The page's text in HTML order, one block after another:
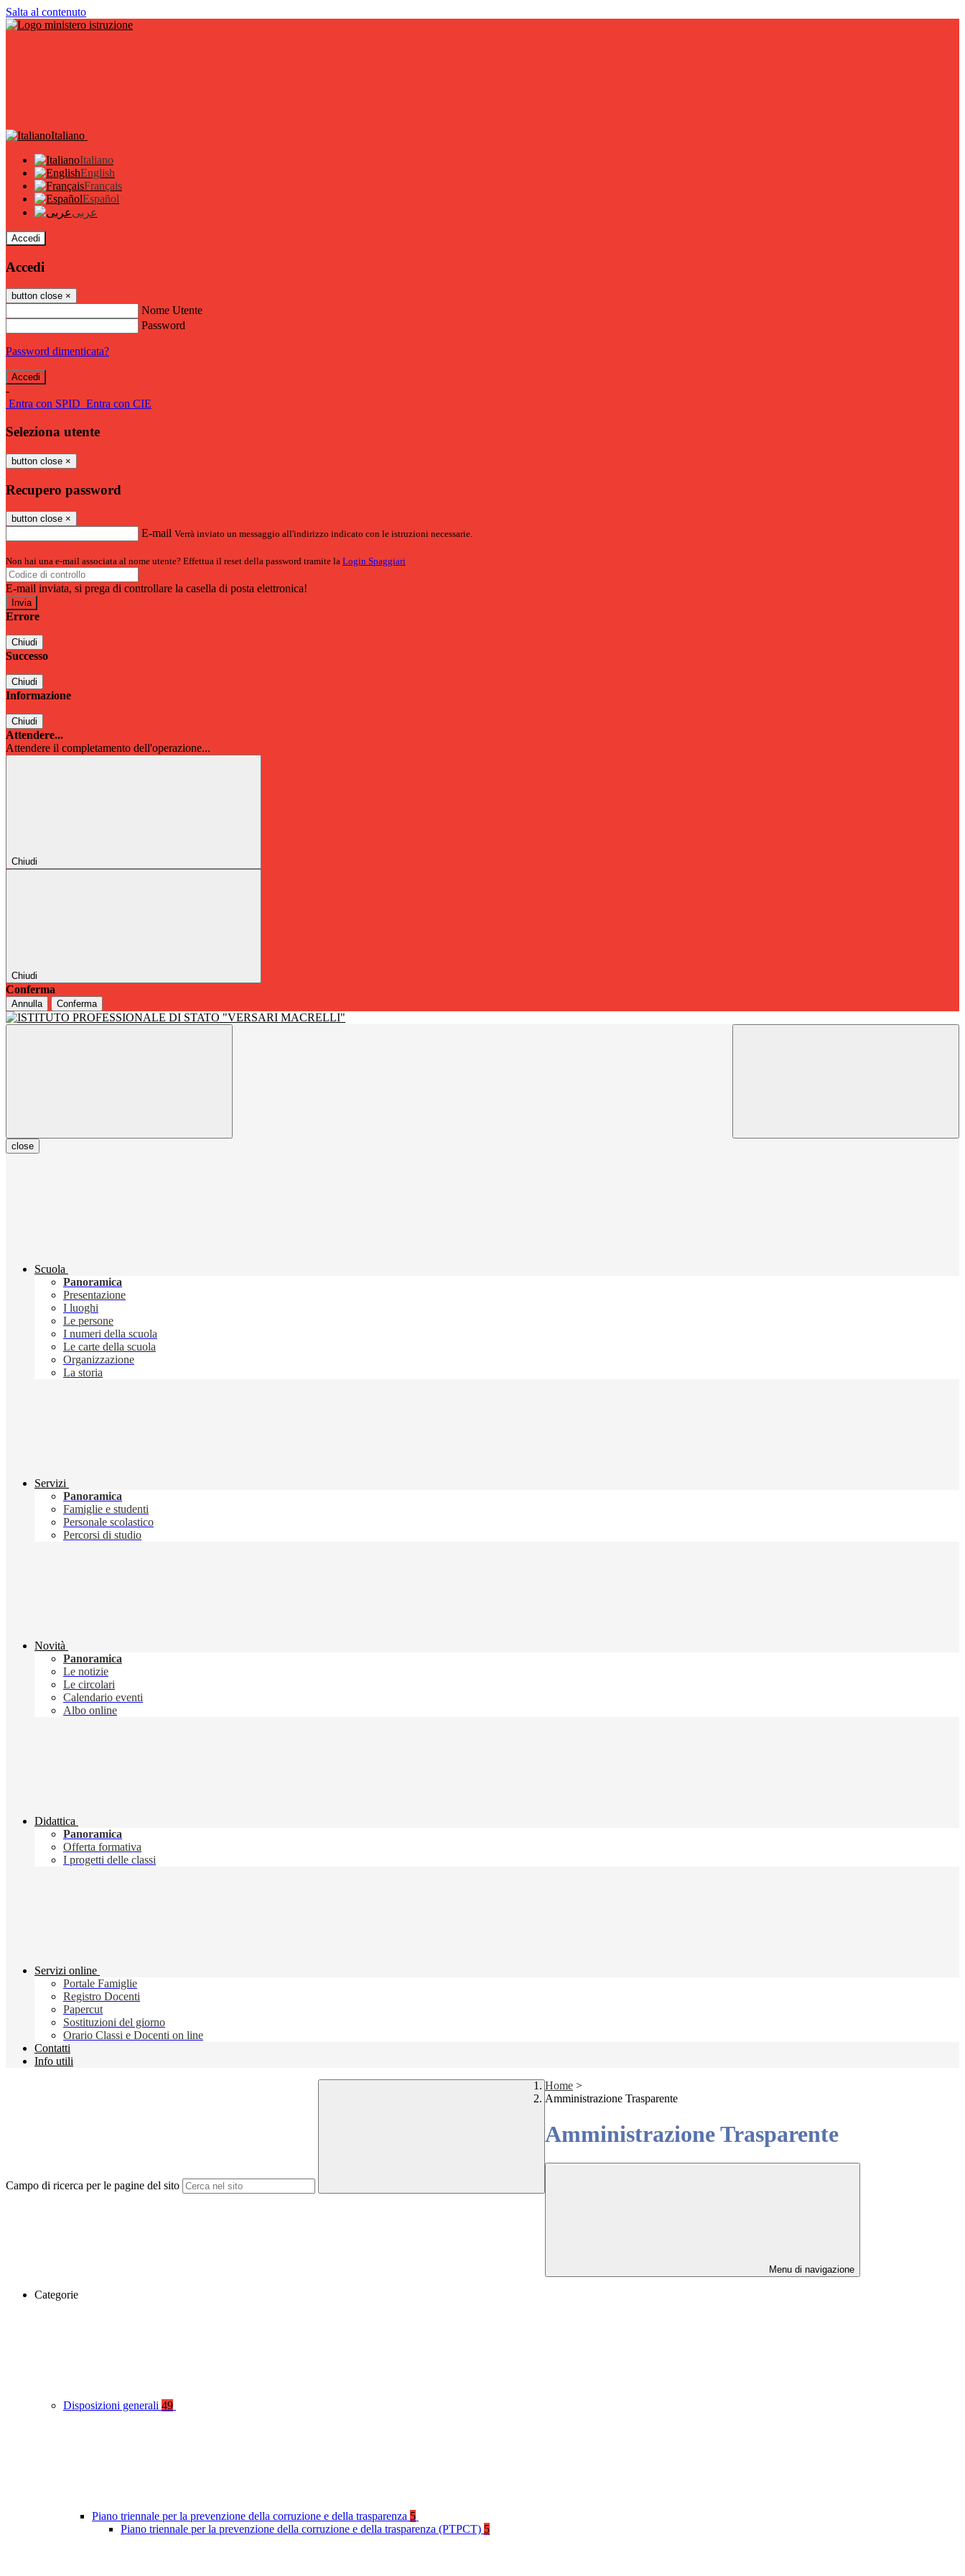
Salta al contenuto
Italiano
Italiano
English
Français
Español
عربى
Accedi
Accedi
button close ×
Nome Utente
Password
Password dimenticata?
-
Entra con SPID Entra con CIE
Seleziona utente
button close ×
Recupero password
button close ×
E-mail Verrà inviato un messaggio all'indirizzo indicato con le istruzioni necessarie.
Non hai una e-mail associata al nome utente? Effettua il reset della password tramite la Login Spaggiari
E-mail inviata, si prega di controllare la casella di posta elettronica!
Errore
Chiudi
Successo
Chiudi
Informazione
Chiudi
Attendere...
Attendere il completamento dell'operazione...
Chiudi
Chiudi
Conferma
Annulla Conferma
close
Scuola
Panoramica
Presentazione
I luoghi
Le persone
I numeri della scuola
Le carte della scuola
Organizzazione
La storia
Servizi
Panoramica
Famiglie e studenti
Personale scolastico
Percorsi di studio
Novità
Panoramica
Le notizie
Le circolari
Calendario eventi
Albo online
Didattica
Panoramica
Offerta formativa
I progetti delle classi
Servizi online
Portale Famiglie
Registro Docenti
Papercut
Sostituzioni del giorno
Orario Classi e Docenti on line
Contatti
Info utili
Campo di ricerca per le pagine del sito
Home >
Amministrazione Trasparente
Amministrazione Trasparente
Menu di navigazione
Categorie
Disposizioni generali 49
Piano triennale per la prevenzione della corruzione e della trasparenza 5
Piano triennale per la prevenzione della corruzione e della trasparenza (PTPCT) 5